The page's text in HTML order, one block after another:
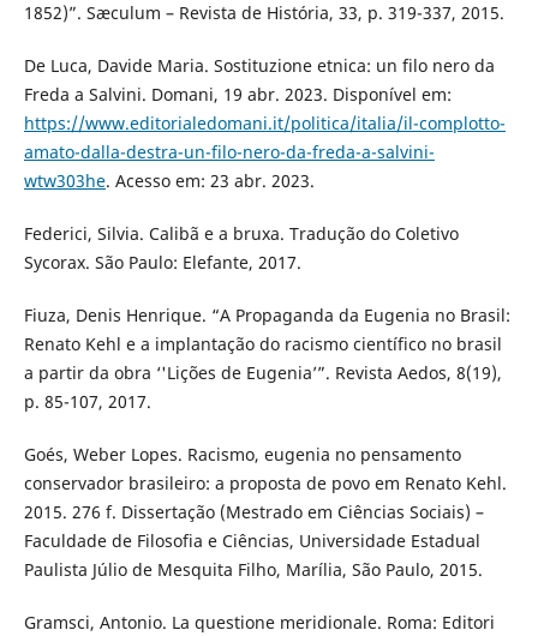
1852)”. Sæculum – Revista de História, 33, p. 319-337, 2015.
De Luca, Davide Maria. Sostituzione etnica: un filo nero da
Freda a Salvini. Domani, 19 abr. 2023. Disponível em:
https://www.editorialedomani.it/politica/italia/il-complotto-
amato-dalla-destra-un-filo-nero-da-freda-a-salvini-
wtw303he. Acesso em: 23 abr. 2023.
Federici, Silvia. Calibã e a bruxa. Tradução do Coletivo
Sycorax. São Paulo: Elefante, 2017.
Fiuza, Denis Henrique. “A Propaganda da Eugenia no Brasil:
Renato Kehl e a implantação do racismo científico no brasil
a partir da obra ‘'Lições de Eugenia’”. Revista Aedos, 8(19),
p. 85-107, 2017.
Goés, Weber Lopes. Racismo, eugenia no pensamento
conservador brasileiro: a proposta de povo em Renato Kehl.
2015. 276 f. Dissertação (Mestrado em Ciências Sociais) –
Faculdade de Filosofia e Ciências, Universidade Estadual
Paulista Júlio de Mesquita Filho, Marília, São Paulo, 2015.
Gramsci, Antonio. La questione meridionale. Roma: Editori